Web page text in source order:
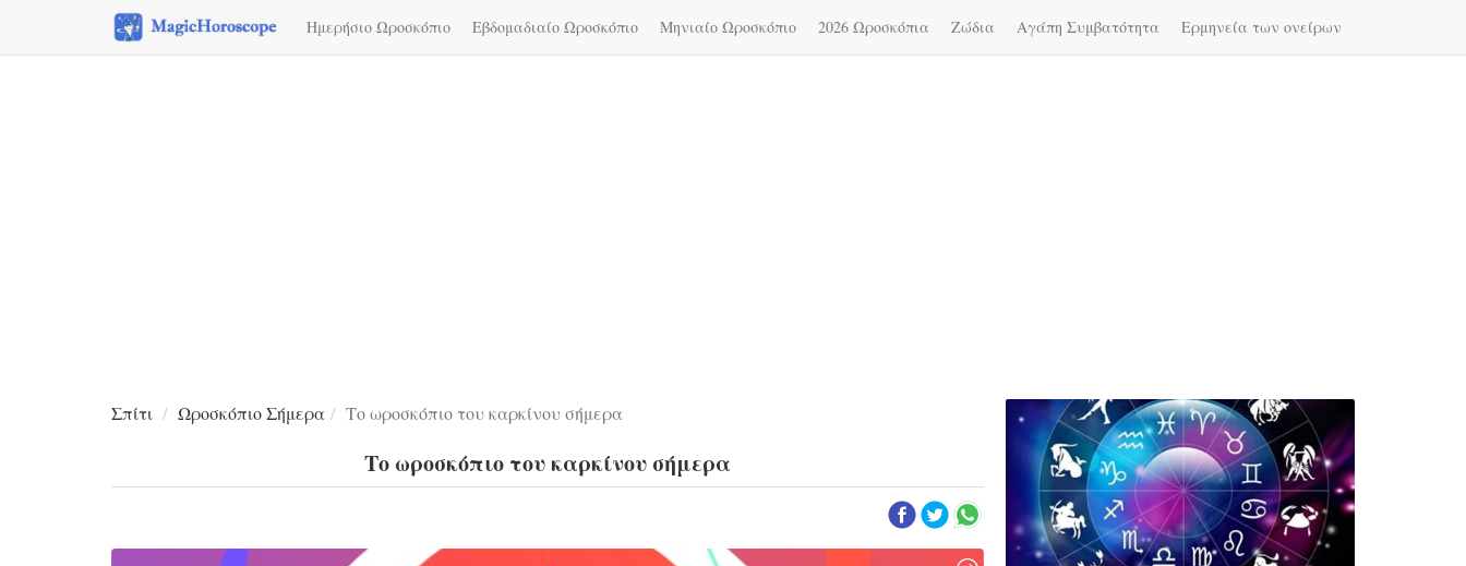
Ημερήσιο Ωροσκόπιο Εβδομαδιαίο Ωροσκόπιο Μηνιαίο Ωροσκόπιο 2026 Ωροσκόπια Ζώδια Αγάπη Συμβατότητα Ερμηνεία των ονείρων
Σπίτι Ωροσκόπιο Σήμερα Το ωροσκόπιο του καρκίνου σήμερα
Το ωροσκόπιο του καρκίνου σήμερα